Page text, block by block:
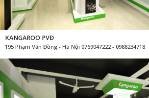
KANGAROO PVĐ
195 Phạm Văn Đồng - Hà Nội 0769047222 - 0988234718